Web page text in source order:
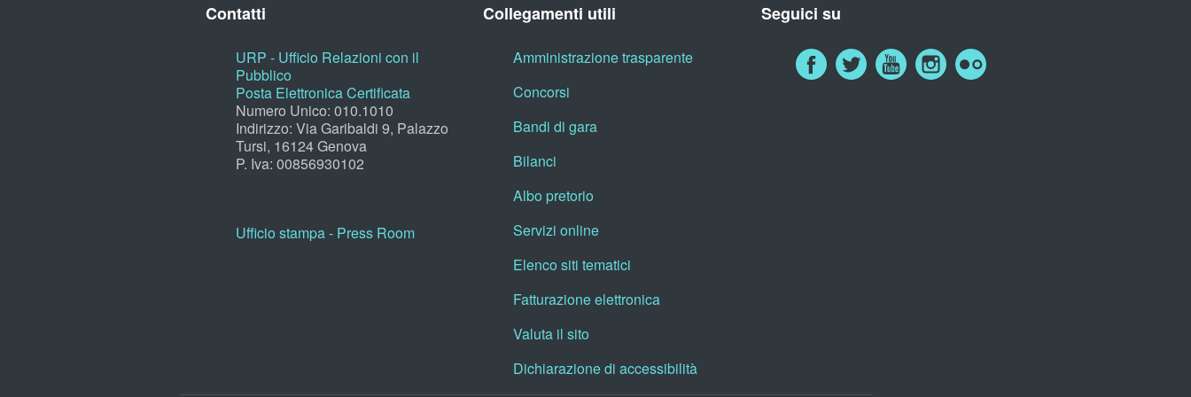
Contatti
URP - Ufficio Relazioni con il
Pubblico
Posta Elettronica Certificata
Numero Unico: 010.1010
Indirizzo: Via Garibaldi 9, Palazzo
Tursi, 16124 Genova
P. Iva: 00856930102
Ufficio stampa - Press Room
Collegamenti utili
Amministrazione trasparente
Concorsi
Bandi di gara
Bilanci
Albo pretorio
Servizi online
Elenco siti tematici
Fatturazione elettronica
Valuta il sito
Dichiarazione di accessibilità
Seguici su